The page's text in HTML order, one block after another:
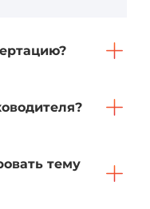
тему